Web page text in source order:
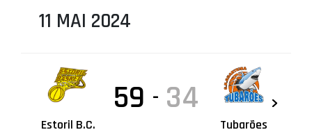
11 MAI 2024
Estoril B.C.
59 - 34
Tubarões